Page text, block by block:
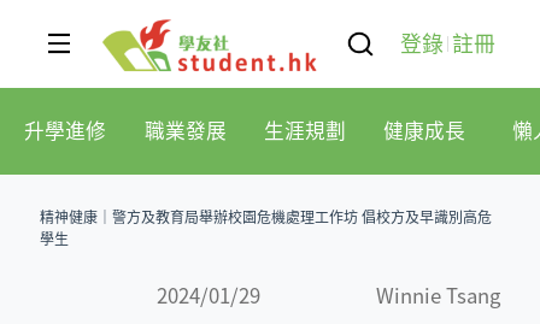
登錄 註冊
升學進修 職業發展 生涯規劃 健康成長 懶
精神健康｜警方及教育局舉辦校園危機處理工作坊 倡校方及早識別高危
學生
2024/01/29 Winnie Tsang